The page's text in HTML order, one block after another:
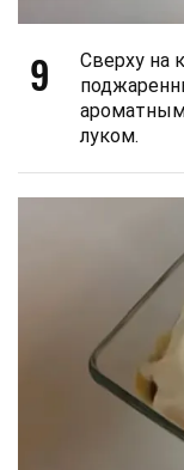
9
Сверху на
луком.